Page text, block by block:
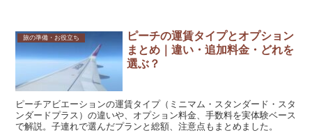
旅の準備・お役立ち
ピーチの運賃タイプとオプション
まとめ｜違い・追加料金・どれを
選ぶ？
ピーチアビエーションの運賃タイプ（ミニマム・スタンダード・スタ
ンダードプラス）の違いや、オプション料金、手数料を実体験ベース
で解説。子連れで選んだプランと総額、注意点もまとめました。